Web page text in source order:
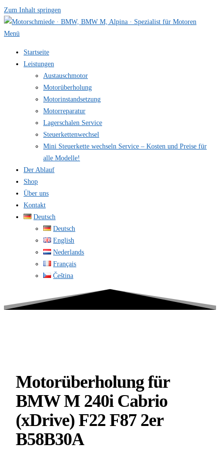
Zum Inhalt springen
Menü
Startseite
Leistungen
Austauschmotor
Motorüberholung
Motorinstandsetzung
Motorreparatur
Lagerschalen Service
Steuerkettenwechsel
Mini Steuer­kette wechseln Service – Kosten und Preise für
alle Modelle!
Der Ablauf
Shop
Über uns
Kontakt
Deutsch
Deutsch
English
Nederlands
Français
Čeština
Motorüberholung für
BMW M 240i Cabrio
(xDrive) F22 F87 2er
B58B30A